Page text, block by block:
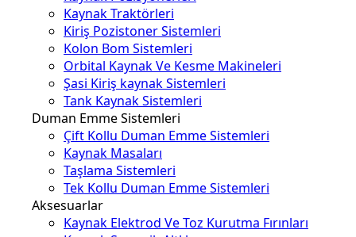
Kaynak Traktörleri
Kiriş Pozistoner Sistemleri
Kolon Bom Sistemleri
Orbital Kaynak Ve Kesme Makineleri
Şasi Kiriş kaynak Sistemleri
Tank Kaynak Sistemleri
Duman Emme Sistemleri
Çift Kollu Duman Emme Sistemleri
Kaynak Masaları
Taşlama Sistemleri
Tek Kollu Duman Emme Sistemleri
Aksesuarlar
Kaynak Elektrod Ve Toz Kurutma Fırınları